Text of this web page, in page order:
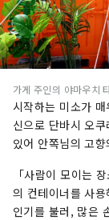
가게 주인의 야마우치
시작하는 미소가
신으로 단바시 오
있어 안쪽님의 고
「사람이 모이는
의 컨테이너를 사
인기를 불러, 많은